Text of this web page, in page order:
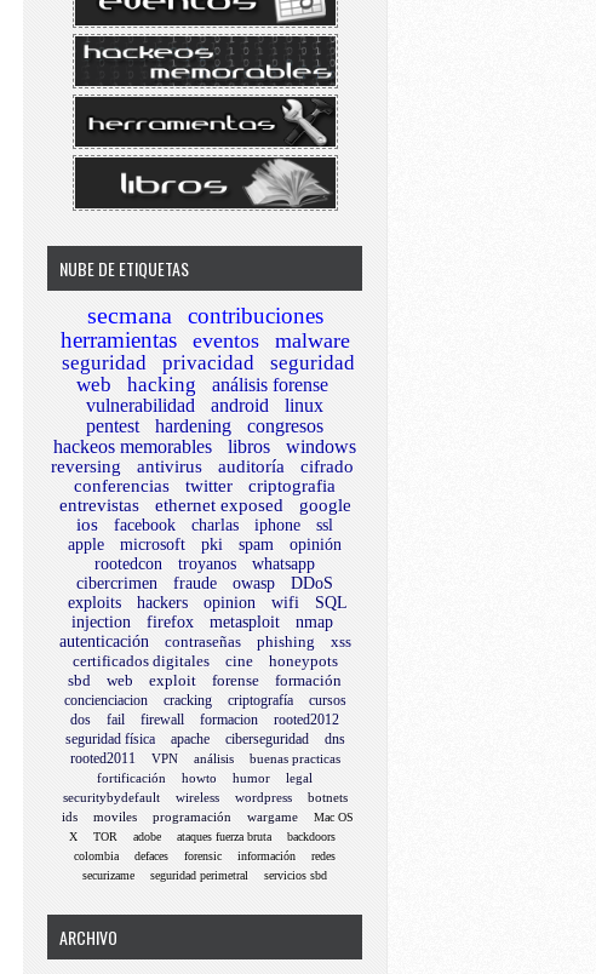
NUBE DE ETIQUETAS
secmana
contribuciones
herramientas
eventos malware
seguridad privacidad
seguridad
web
hacking
análisis forense
vulnerabilidad
android
linux
pentest
hardening
congresos
hackeos memorables
libros windows
reversing antivirus auditoría
cifrado
conferencias
twitter
criptografia
entrevistas
ethernet exposed
google
ios
facebook charlas iphone
ssl
apple
microsoft pki spam
opinión
rootedcon
troyanos
whatsapp
cibercrimen
fraude owasp
DDoS
exploits
hackers opinion wifi
SQL
injection
firefox metasploit
nmap
autenticación
contraseñas phishing
xss
certificados digitales
cine
honeypots
sbd
web exploit forense formación
concienciacion cracking criptografía
cursos
dos
fail firewall formacion
rooted2012
seguridad física
apache ciberseguridad
dns
rooted2011
VPN análisis
buenas practicas
fortificación
howto humor
legal
securitybydefault
wireless wordpress
botnets
ids
moviles programación wargame
Mac OS
X
TOR adobe ataques fuerza bruta
backdoors
colombia
defaces forensic información
redes
securizame
seguridad perimetral servicios sbd
ARCHIVO